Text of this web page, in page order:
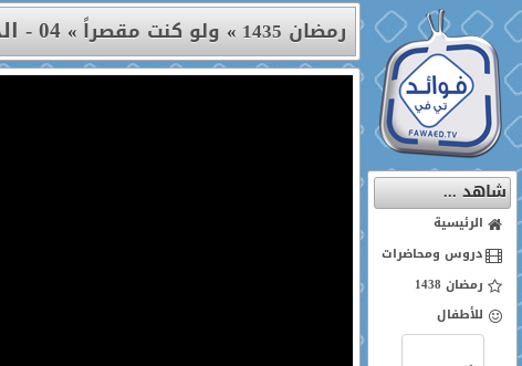
شاهد ...
الرئيسية
دروس ومحاضرات
رمضان 1438
للأطفال
رمضان 1435 » ولو كنت مقصراً »04 - الحلقة الرابعة